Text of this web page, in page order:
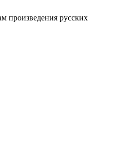
произведения русских